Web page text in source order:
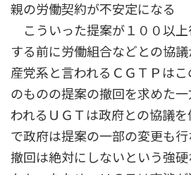
親の労働契約が不安定になる
こういった提案が１００以上
する前に労働組合などとの協
産党系と言われるＣＧＴＰは
のものの提案の撤回を求めた
われるＵＧＴは政府との協議
で政府は提案の一部の変更も
撤回は絶対にしないという強